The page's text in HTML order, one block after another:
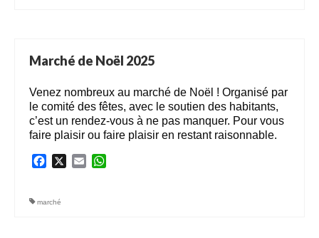
Marché de Noël 2025
Venez nombreux au marché de Noël ! Organisé par
le comité des fêtes, avec le soutien des habitants,
c’est un rendez-vous à ne pas manquer. Pour vous
faire plaisir ou faire plaisir en restant raisonnable.
FacebookEmail
marché